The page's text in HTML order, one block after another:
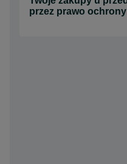
przez prawo